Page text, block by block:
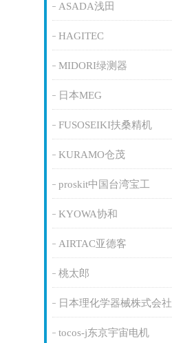
ASADA浅田
HAGITEC
MIDORI绿测器
日本MEG
FUSOSEIKI扶桑精机
KURAMO仓茂
proskit中国台湾宝工
KYOWA协和
AIRTAC亚德客
桃太郎
日本理化学器械株式会社
tocos-j东京宇宙电机